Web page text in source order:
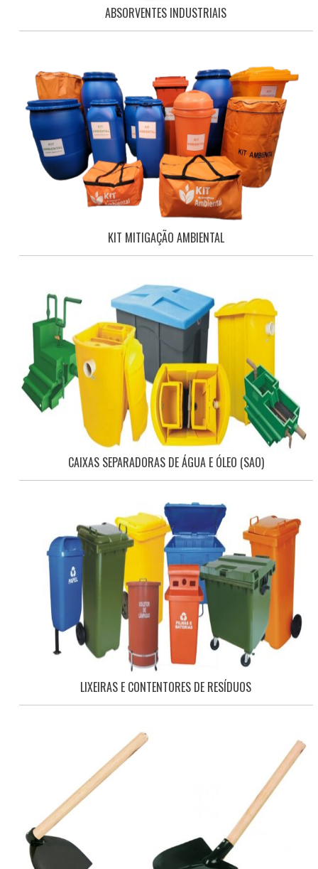
ABSORVENTES INDUSTRIAIS
KIT MITIGAÇÃO AMBIENTAL
CAIXAS SEPARADORAS DE ÁGUA E ÓLEO (SAO)
LIXEIRAS E CONTENTORES DE RESÍDUOS